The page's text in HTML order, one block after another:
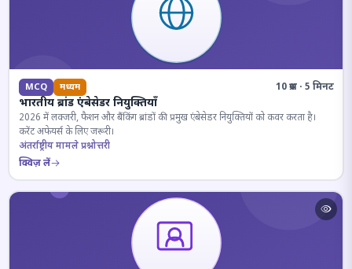
MCQ मध्यम 10 प्रश्न · 5 मिनट
भारतीय ब्रांड एंबेसेडर नियुक्तियाँ
2026 में लक्जरी, फैशन और बैंकिंग ब्रांडों की प्रमुख एंबेसेडर नियुक्तियों को कवर करता है।
करेंट अफेयर्स के लिए जरूरी।
अंतर्राष्ट्रीय मामले प्रश्नोत्तरी
क्विज़ लें